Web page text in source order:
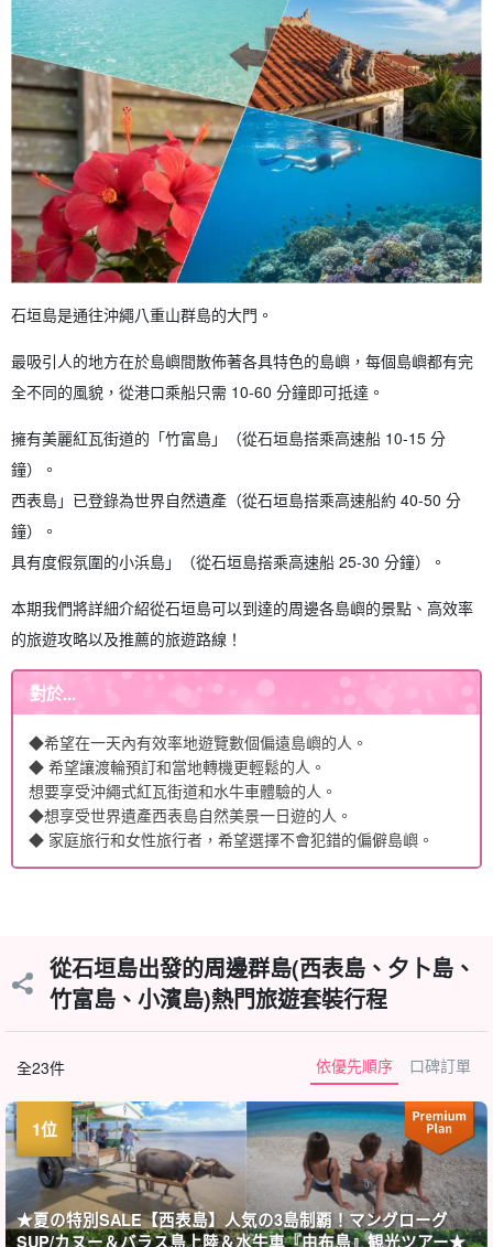
石垣島是通往沖繩八重山群島的大門。
最吸引人的地方在於島嶼間散佈著各具特色的島嶼，每個島嶼都有完
全不同的風貌，從港口乘船只需 10-60 分鐘即可抵達。
擁有美麗紅瓦街道的「竹富島」（從石垣島搭乘高速船 10-15 分
鐘）。
西表島」已登錄為世界自然遺產（從石垣島搭乘高速船約 40-50 分
鐘）。
具有度假氛圍的小浜島」（從石垣島搭乘高速船 25-30 分鐘）。
本期我們將詳細介紹從石垣島可以到達的周邊各島嶼的景點、高效率
的旅遊攻略以及推薦的旅遊路線！
對於...
◆希望在一天內有效率地遊覽數個偏遠島嶼的人。
◆ 希望讓渡輪預訂和當地轉機更輕鬆的人。
想要享受沖繩式紅瓦街道和水牛車體驗的人。
◆想享受世界遺產西表島自然美景一日遊的人。
◆ 家庭旅行和女性旅行者，希望選擇不會犯錯的偏僻島嶼。
從石垣島出發的周邊群島(西表島、夕卜島、
竹富島、小濱島)熱門旅遊套裝行程
全23件 依優先順序 口碑訂單
★夏の特別SALE【西表島】人気の3島制覇！マングローグ
SUP/カヌー＆バラス島上陸＆水牛車『由布島』観光ツアー★